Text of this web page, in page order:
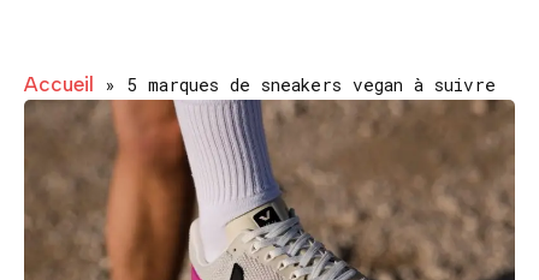
Accueil » 5 marques de sneakers vegan à suivre